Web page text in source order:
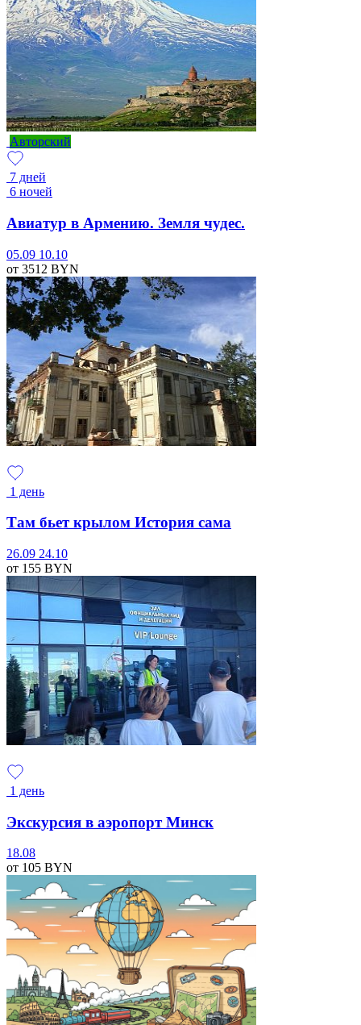
Авторский
7 дней
6 ночей
Авиатур в Армению. Земля чудес.
05.09 10.10
от 3512 BYN
1 день
Там бьет крылом История сама
26.09 24.10
от 155 BYN
1 день
Экскурсия в аэропорт Минск
18.08
от 105 BYN